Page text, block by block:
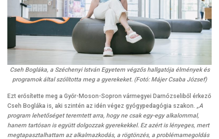
Cseh Bogláka, a Széchenyi István Egyetem végzős hallgatója élmények és
programok által szólította meg a gyerekeket. (Fotó: Májer Csaba József)
Ezt erősítette meg a Győr-Moson-Sopron vármegyei Darnózseliből érkező
Cseh Bogláka is, aki szintén az idén végez gyógypedagógia szakon. „A
program lehetőséget teremtett arra, hogy ne csak egy-egy alkalommal,
hanem tartósan is együtt dolgozzak gyerekekkel. Ez azért is lényeges, mert
megtapasztalhattam az alkalmazkodás, a rögtönzés, a problémamegoldás